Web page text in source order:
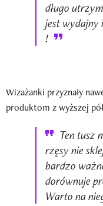
długo
jest wydajny
!
Wizażanki przyznały
produktom z wyższej
Ten tusz
rzęsy nie
bardzo
dorównuje
Warto na